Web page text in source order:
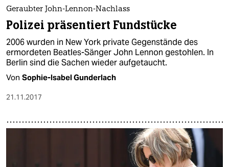
Geraubter John-Lennon-Nachlass
Polizei präsentiert Fundstücke
2006 wurden in New York private Gegenstände des
ermordeten Beatles-Sänger John Lennon gestohlen. In
Berlin sind die Sachen wieder aufgetaucht.
Von Sophie-Isabel Gunderlach
21.11.2017